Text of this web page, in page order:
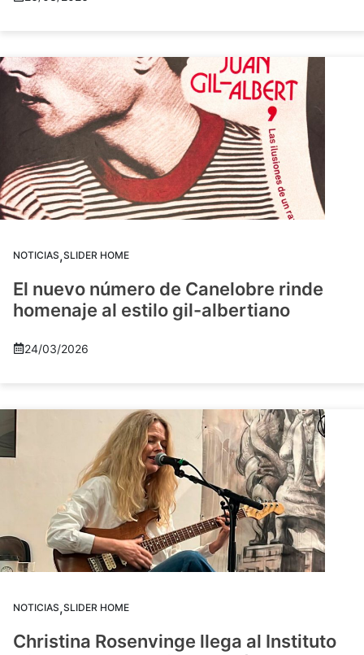
NOTICIAS,SLIDER HOME
El nuevo número de Canelobre rinde
homenaje al estilo gil-albertiano
24/03/2026
NOTICIAS,SLIDER HOME
Christina Rosenvinge llega al Instituto